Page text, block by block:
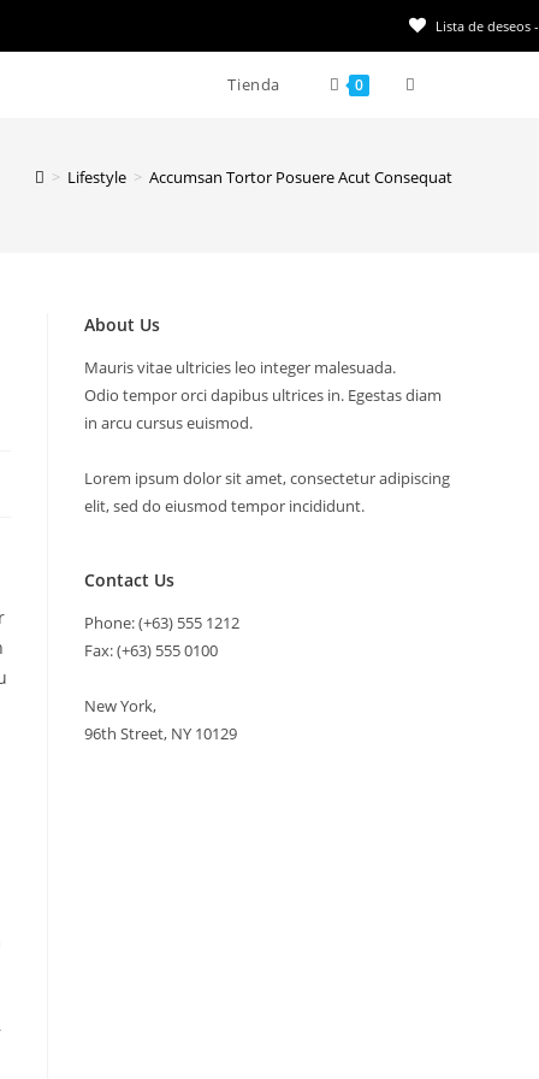
Lista de deseos -
Tienda 0 Alternar
> Lifestyle > Accumsan Tortor Posuere Acut Consequat
About Us
Mauris vitae ultricies leo integer malesuada.
Odio tempor orci dapibus ultrices in. Egestas diam
in arcu cursus euismod.
Lorem ipsum dolor sit amet, consectetur adipiscing
elit, sed do eiusmod tempor incididunt.
Contact Us
Phone: (+63) 555 1212
Fax: (+63) 555 0100
New York,
96th Street, NY 10129